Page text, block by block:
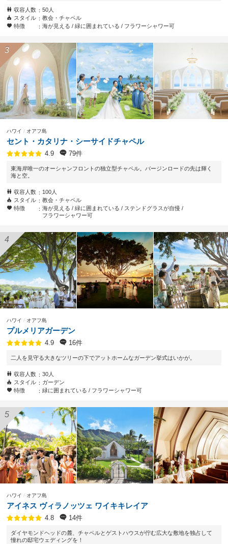
収容人数
50人
スタイル
教会・チャペル
特徴
海が見える 緑に囲まれている フラワーシャワー可
ハワイ オアフ島
セント・カタリナ・シーサイドチャペル
4.9 79件
東海岸唯一のオーシャンフロントの独立型チャペル。バージンロードの先は輝く
海と空。
収容人数
100人
スタイル
教会・チャペル
特徴
海が見える 緑に囲まれている
ステンドグラスが自慢
フラワーシャワー可
ハワイ オアフ島
プルメリアガーデン
4.9 16件
二人を見守る大きなツリーの下でアットホームなガーデン挙式はいかが。
収容人数
30人
スタイル
ガーデン
特徴
緑に囲まれている フラワーシャワー可
ハワイ オアフ島
アイネス ヴィラノッツェ ワイキキレイア
4.8 14件
ダイヤモンドヘッドの麓、チャペルとゲストハウスが佇む広大な敷地を独占して
憧れの邸宅ウェディングを！